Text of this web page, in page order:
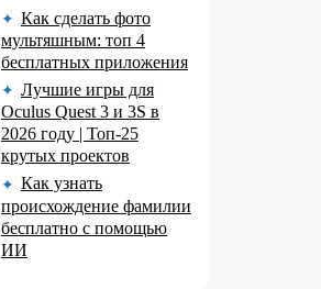
✦ Как сделать фото
мультяшным: топ 4
бесплатных приложения
✦ Лучшие игры для
Oculus Quest 3 и 3S в
2026 году | Топ-25
крутых проектов
✦ Как узнать
происхождение фамилии
бесплатно с помощью
ИИ